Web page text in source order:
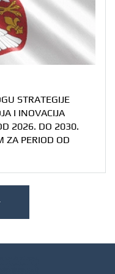
STRATEGIJE
I INOVACIJA
2026. DO 2030.
ZA PERIOD OD